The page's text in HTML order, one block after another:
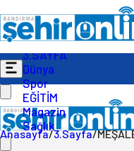
Gündem
Ekonomi
Politika
3.SAYFA
Dünya
Spor
EĞİTİM
Magazin
Sağlık
Anasayfa/3.Sayfa/